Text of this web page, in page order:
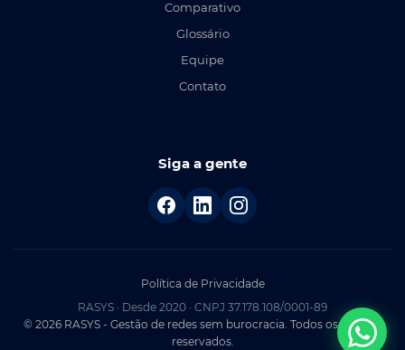
Comparativo
Glossário
Equipe
Contato
Siga a gente
Política de Privacidade
RASYS · Desde 2020 · CNPJ 37.178.108/0001-89
© 2026 RASYS - Gestão de redes sem burocracia. Todos os direitos
reservados.